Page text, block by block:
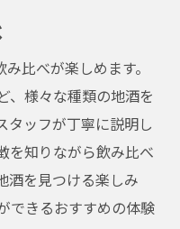
比べが楽しめます。
、様々な種類の地酒を
タッフが丁寧に説明し
を知りながら飲み比べ
酒を見つける楽しみ
できるおすすめの体験